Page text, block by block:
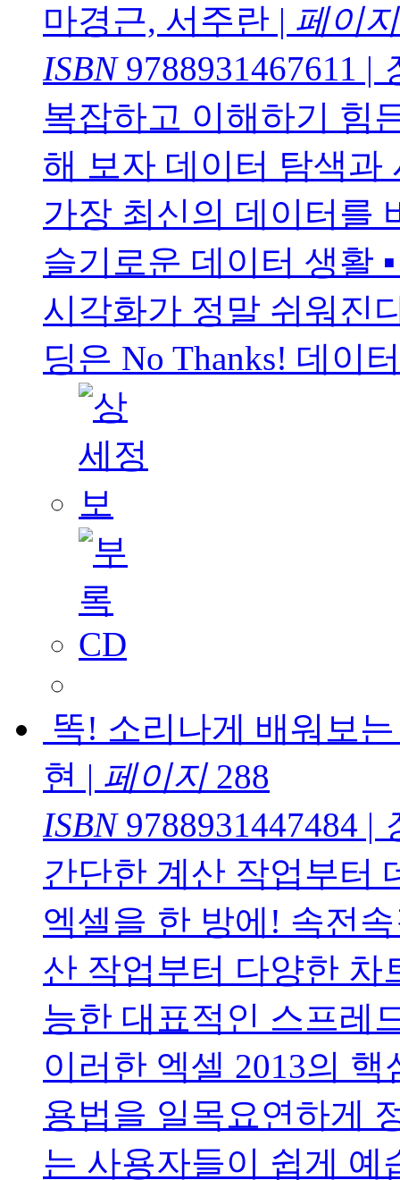
마경근, 서주란 | 페이지
ISBN9788931467611 |
복잡하고 이해하기 힘
해 보자 데이터 탐색과
가장 최신의 데이터를
슬기로운 데이터 생활
시각화가 정말 쉬워진
딩은 No Thanks! 데이
똑! 소리나게 배워보
현 | 페이지288
ISBN9788931447484 |
간단한 계산 작업부터
엑셀을 한 방에! 속전
산 작업부터 다양한 차
능한 대표적인 스프레
이러한 엑셀 2013의
용법을 일목요연하게
는 사용자들이 쉽게 예